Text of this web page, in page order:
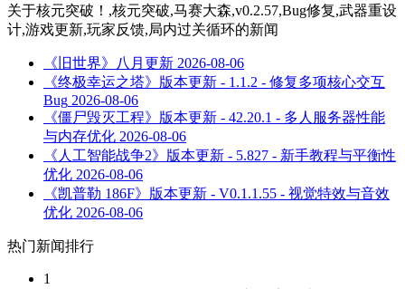
关于核元突破！,核元突破,马赛大森,v0.2.57,Bug修复,武器重设
计,游戏更新,玩家反馈,局内过关循环的新闻
《旧世界》八月更新 2026-08-06
《终极幸运之塔》版本更新 - 1.1.2 - 修复多项核心交互
Bug 2026-08-06
《僵尸毁灭工程》版本更新 - 42.20.1 - 多人服务器性能
与内存优化 2026-08-06
《人工智能战争2》版本更新 - 5.827 - 新手教程与平衡性
优化 2026-08-06
《凯普勒 186F》版本更新 - V0.1.1.55 - 视觉特效与音效
优化 2026-08-06
热门新闻排行
1